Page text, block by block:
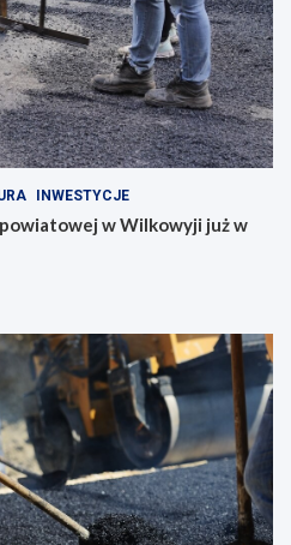
INWESTYCJE
w Wilkowyji już w